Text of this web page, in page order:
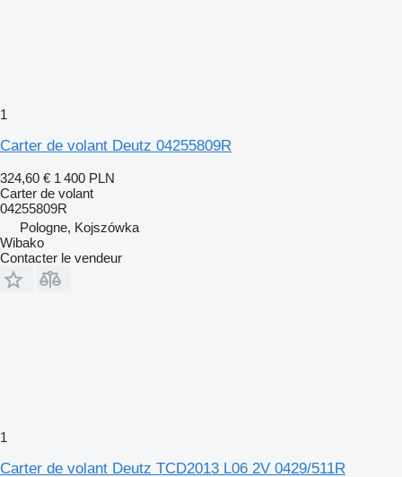
1
Carter de volant Deutz 04255809R
324,60 € 1 400 PLN
Carter de volant
04255809R
Pologne, Kojszówka
Wibako
Contacter le vendeur
1
Carter de volant Deutz TCD2013 L06 2V 0429/511R